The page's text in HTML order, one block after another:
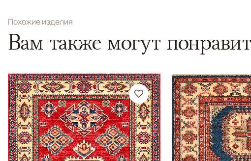
Похожие изделия
Вам также могут